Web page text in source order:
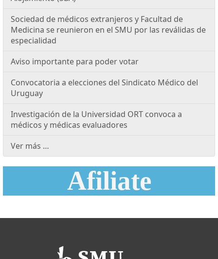
Sociedad de médicos extranjeros y Facultad de
Medicina se reunieron en el SMU por las reválidas de
especialidad
Aviso importante para poder votar
Convocatoria a elecciones del Sindicato Médico del
Uruguay
Investigación de la Universidad ORT convoca a
médicos y médicas evaluadores
Ver más …
Afiliate